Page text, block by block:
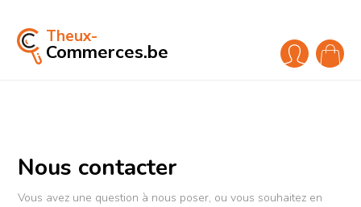
Theux-
Commerces.be
Nous contacter
Vous avez une question à nous poser, ou vous souhaitez en